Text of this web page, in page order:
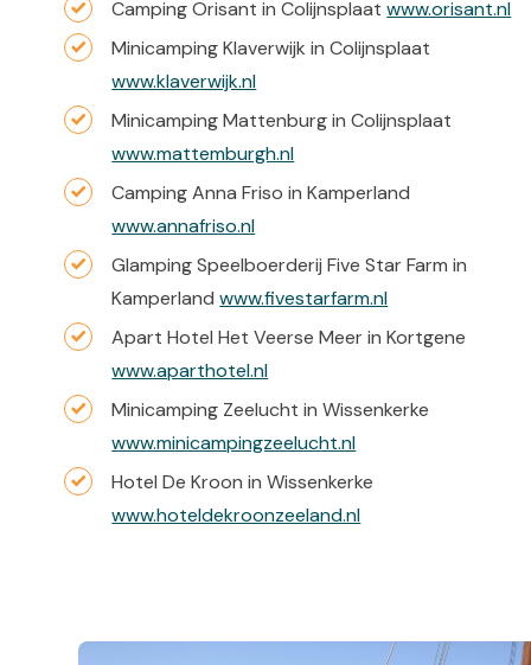
Camping Orisant in Colijnsplaatwww.orisant.nl
Minicamping Klaverwijk in Colijnsplaat
www.klaverwijk.nl
Minicamping Mattenburg in Colijnsplaat
www.mattemburgh.nl
Camping Anna Friso in Kamperland
www.annafriso.nl
Glamping Speelboerderij Five Star Farm in
Kamperlandwww.fivestarfarm.nl
Apart Hotel Het Veerse Meer in Kortgene
www.aparthotel.nl
Minicamping Zeelucht in Wissenkerke
www.minicampingzeelucht.nl
Hotel De Kroon in Wissenkerke
www.hoteldekroonzeeland.nl